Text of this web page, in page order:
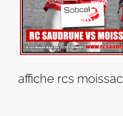
affiche rcs moissac